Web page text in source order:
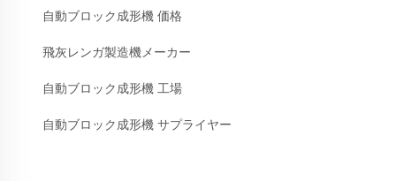
自動ブロック成形機 価格
飛灰レンガ製造機メーカー
自動ブロック成形機 工場
自動ブロック成形機 サプライヤー